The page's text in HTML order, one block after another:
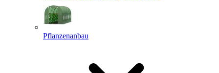
Pflanzenanbau